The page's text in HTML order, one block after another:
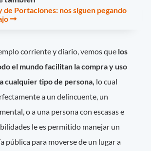
de Portaciones: nos siguen pegando
corriente y diario, vemos que los
el mundo facilitan la compra y uso
cualquier tipo de persona, lo cual
a un delincuente, un
o a una persona con escasas e
le es permitido manejar un
pública para moverse de un lugar a